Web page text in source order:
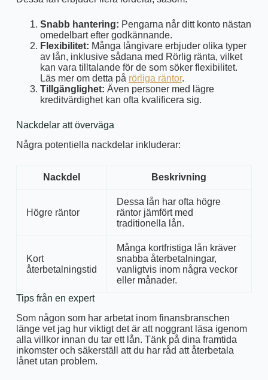
Snabb hantering: Pengarna når ditt konto nästan
omedelbart efter godkännande.
Flexibilitet: Många långivare erbjuder olika typer
av lån, inklusive sådana med Rörlig ränta, vilket
kan vara tilltalande för de som söker flexibilitet.
Läs mer om detta på rörliga räntor.
Tillgänglighet: Även personer med lägre
kreditvärdighet kan ofta kvalificera sig.
Nackdelar att överväga
Några potentiella nackdelar inkluderar:
Nackdel Beskrivning
Högre räntor
Dessa lån har ofta högre
räntor jämfört med
traditionella lån.
Kort
återbetalningstid
Många kortfristiga lån kräver
snabba återbetalningar,
vanligtvis inom några veckor
eller månader.
Tips från en expert
Som någon som har arbetat inom finansbranschen
länge vet jag hur viktigt det är att noggrant läsa igenom
alla villkor innan du tar ett lån. Tänk på dina framtida
inkomster och säkerställ att du har råd att återbetala
lånet utan problem.